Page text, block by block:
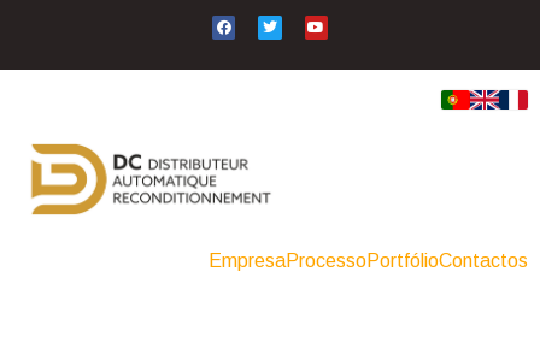
EmpresaProcessoPortfólioContactos